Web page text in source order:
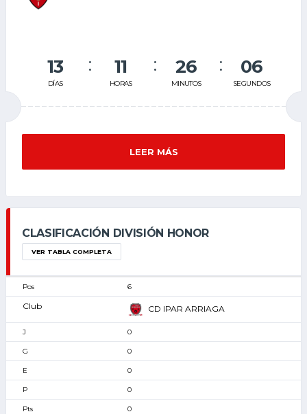
13
DÍAS
11
HORAS
26
MINUTOS
05
SEGUNDOS
LEER MÁS
CLASIFICACIÓN DIVISIÓN HONOR
VER TABLA COMPLETA
6
CD IPAR ARRIAGA
0
0
0
0
0